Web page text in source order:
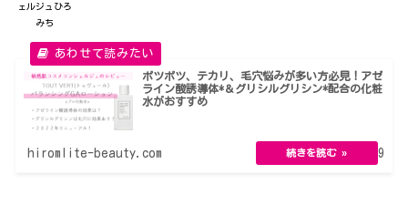
ェルジュひろ
みち
ポツポツ、テカリ、毛穴悩みが多い方必見！アゼ
ライン酸誘導体*＆グリシルグリシン*配合の化粧
水がおすすめ
hiromlite-beauty.com 2022.05.19